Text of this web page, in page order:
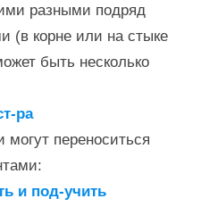
разными подряд
(в корне или на стыке
быть несколько
ра
могут переноситься
и под-учить